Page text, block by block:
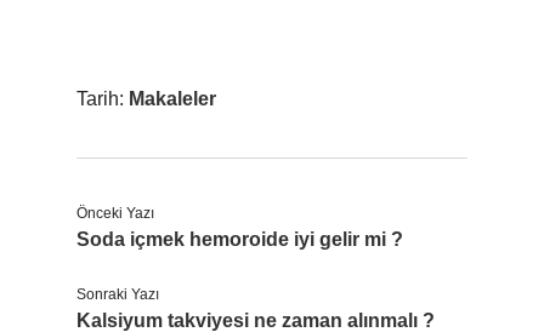
Tarih: Makaleler
Önceki Yazı
Soda içmek hemoroide iyi gelir mi ?
Sonraki Yazı
Kalsiyum takviyesi ne zaman alınmalı ?